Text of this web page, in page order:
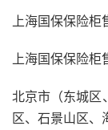
上海国保保险
上海国保保险柜
北京市（东城区
区、石景山区、